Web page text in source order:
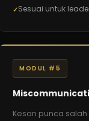
Sesuai untuk
MODUL #5
Kesan punca